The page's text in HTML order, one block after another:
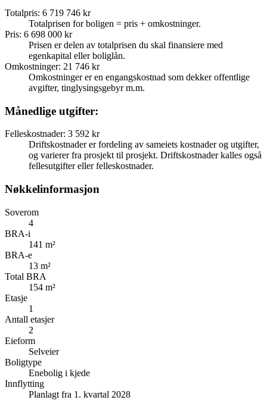
Totalpris: 6 719 746 kr
Totalprisen for boligen = pris + omkostninger.
Pris: 6 698 000 kr
Prisen er delen av totalprisen du skal finansiere med
egenkapital eller boliglån.
Omkostninger: 21 746 kr
Omkostninger er en engangskostnad som dekker offentlige
avgifter, tinglysingsgebyr m.m.
Månedlige utgifter:
Felleskostnader: 3 592 kr
Driftskostnader er fordeling av sameiets kostnader og utgifter,
og varierer fra prosjekt til prosjekt. Driftskostnader kalles også
fellesutgifter eller felleskostnader.
Nøkkelinformasjon
Soverom
4
BRA-i
141 m²
BRA-e
13 m²
Total BRA
154 m²
Etasje
1
Antall etasjer
2
Eieform
Selveier
Boligtype
Enebolig i kjede
Innflytting
Planlagt fra 1. kvartal 2028